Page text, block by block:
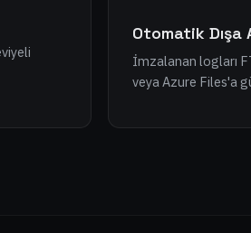
Otomatik Dışa
İmzalanan logları
veya Azure Files'a